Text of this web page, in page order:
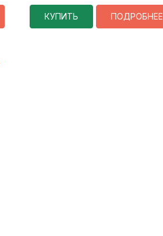
КУПИТЬ ПОДРОБНЕЕ